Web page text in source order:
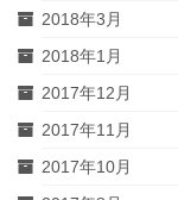
2018年3月
2018年1月
2017年12月
2017年11月
2017年10月